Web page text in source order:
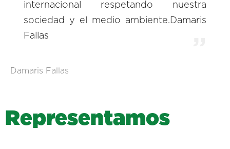
internacional respetando nuestra
sociedad y el medio ambiente.Damaris
Fallas
Damaris Fallas
Representamos